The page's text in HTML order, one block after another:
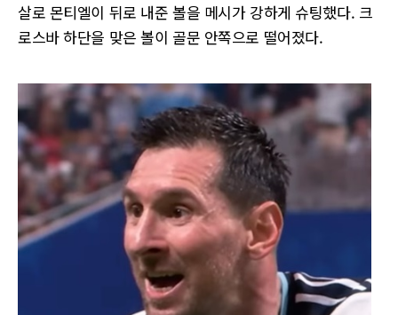
살로 몬티엘이 뒤로 내준 볼을 메시가 강하게 슈팅했다. 크
로스바 하단을 맞은 볼이 골문 안쪽으로 떨어졌다.